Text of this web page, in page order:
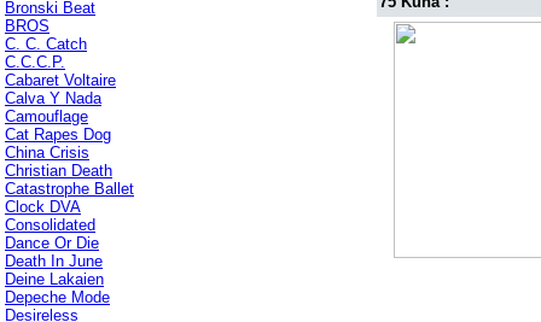
Bronski Beat
BROS
C. C. Catch
C.C.C.P.
Cabaret Voltaire
Calva Y Nada
Camouflage
Cat Rapes Dog
China Crisis
Christian Death
Catastrophe Ballet
Clock DVA
Consolidated
Dance Or Die
Death In June
Deine Lakaien
Depeche Mode
Desireless